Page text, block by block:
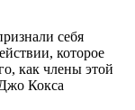
себя
которое
как члены этой
Кокса